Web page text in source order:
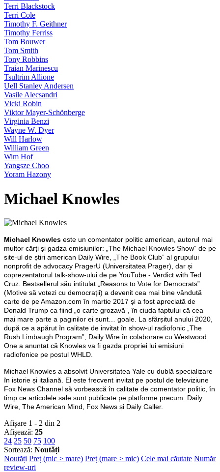
Terri Blackstock
Terri Cole
Timothy F. Geithner
Timothy Ferriss
Tom Bouwer
Tom Smith
Tony Robbins
Traian Marinescu
Tsultrim Allione
Uell Stanley Andersen
Vasile Alecsandri
Vicki Robin
Viktor Mayer-Schönberge
Virginia Benzi
Wayne W. Dyer
Will Harlow
William Green
Wim Hof
Yangsze Choo
Yoram Hazony
Michael Knowles
Michael Knowles este un comentator politic american, autorul mai
multor cărți și gadza emisiunilor: „The Michael Knowles Show” de pe
site-ul de știri american Daily Wire, „The Book Club” al grupului
nonprofit de advocacy PragerU (Universitatea Prager), dar și
coprezentatorul talk-show-ului de pe YouTube - Verdict with Ted
Cruz. Bestsellerul său intitulat „Reasons to Vote for Democrats”
(Motive să votezi cu democrații) a devenit cea mai bine vândută
carte de pe Amazon.com în martie 2017 și a fost apreciată de
Donald Trump ca fiind „o carte grozavă”, în ciuda faptului că cea
mai mare parte a paginilor ei sunt… goale. La sfârșitul anului 2020,
după ce a apărut în calitate de invitat în show-ul radiofonic „The
Rush Limbaugh Program”, Daily Wire în colaborare cu Westwood
One a anunțat că Knowles va fi gazda propriei lui emisiuni
radiofonice pe postul WHLD.
Michael Knowles a absolvit Universitatea Yale cu dublă specializare
în istorie și italiană. El este frecvent invitat pe postul de televiziune
Fox News Channel să vorbească în calitate de comentator politic, în
timp ce articolele sale sunt publicate pe platforme precum: Daily
Wire, The American Mind, Fox News și Daily Caller.
Afișare 1 - 2 din 2
Afișează: 25
24 25 50 75 100
Sortează: Noutăți
Noutăți Preț (mic > mare) Preț (mare > mic) Cele mai căutate Număr
review-uri